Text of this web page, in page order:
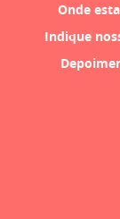
Onde
Indique